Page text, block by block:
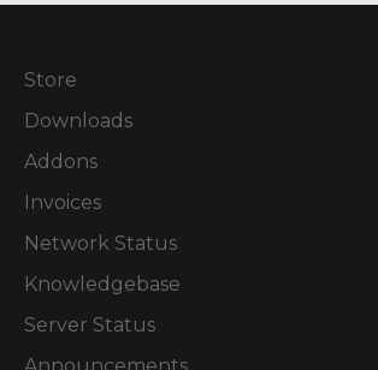
Store
Downloads
Addons
Invoices
Network Status
Knowledgebase
Server Status